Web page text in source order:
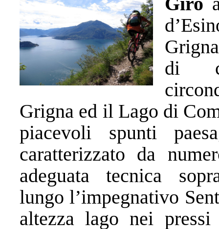
di
Grigna ed il Lago di
piacevoli spunti
caratterizzato da
adeguata tecnica
lungo l’impegnativo
altezza lago nei